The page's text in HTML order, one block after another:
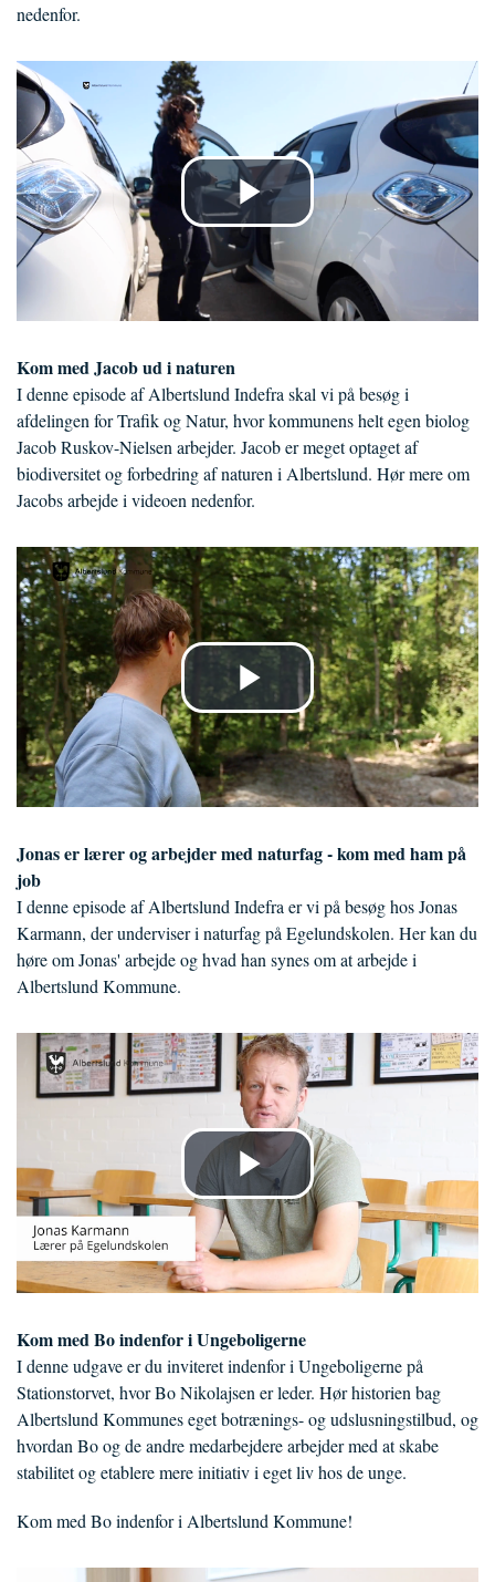
nedenfor.
Kom med Jacob ud i naturen
I denne episode af Albertslund Indefra skal vi på besøg i
afdelingen for Trafik og Natur, hvor kommunens helt egen biolog
Jacob Ruskov-Nielsen arbejder. Jacob er meget optaget af
biodiversitet og forbedring af naturen i Albertslund. Hør mere om
Jacobs arbejde i videoen nedenfor.
Jonas er lærer og arbejder med naturfag - kom med ham på
job
I denne episode af Albertslund Indefra er vi på besøg hos Jonas
Karmann, der underviser i naturfag på Egelundskolen. Her kan du
høre om Jonas' arbejde og hvad han synes om at arbejde i
Albertslund Kommune.
Kom med Bo indenfor i Ungeboligerne
I denne udgave er du inviteret indenfor i Ungeboligerne på
Stationstorvet, hvor Bo Nikolajsen er leder. Hør historien bag
Albertslund Kommunes eget botrænings- og udslusningstilbud, og
hvordan Bo og de andre medarbejdere arbejder med at skabe
stabilitet og etablere mere initiativ i eget liv hos de unge.
Kom med Bo indenfor i Albertslund Kommune!